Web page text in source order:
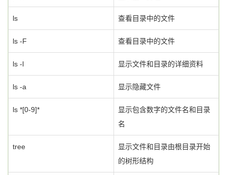
ls 查看目录中的文件
ls -F 查看目录中的文件
ls -l 显示文件和目录的详细资料
ls -a 显示隐藏文件
ls *[0-9]*
显示包含数字的文件名和目录
名
tree
显示文件和目录由根目录开始
的树形结构